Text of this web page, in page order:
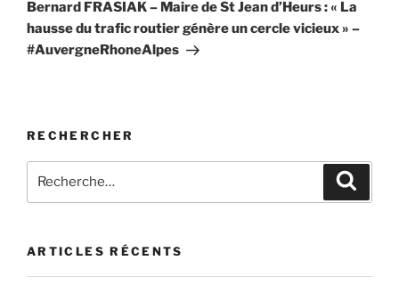
Bernard FRASIAK – Maire de St Jean d’Heurs : « La
hausse du trafic routier génère un cercle vicieux » –
#AuvergneRhoneAlpes
RECHERCHER
pour
ARTICLES RÉCENTS